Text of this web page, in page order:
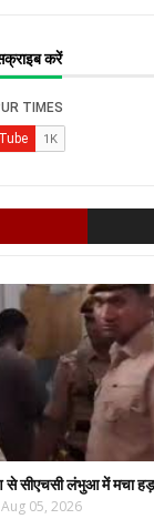
करें
से सीएचसी लंभुआ में मचा
Aug 05, 2026